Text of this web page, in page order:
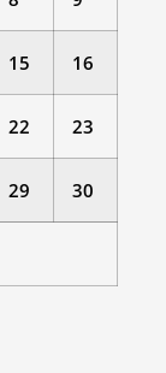
15 16
22 23
29 30